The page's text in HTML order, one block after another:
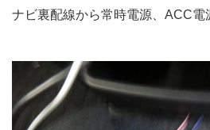
ナビ裏配線から常時電源、ACC電